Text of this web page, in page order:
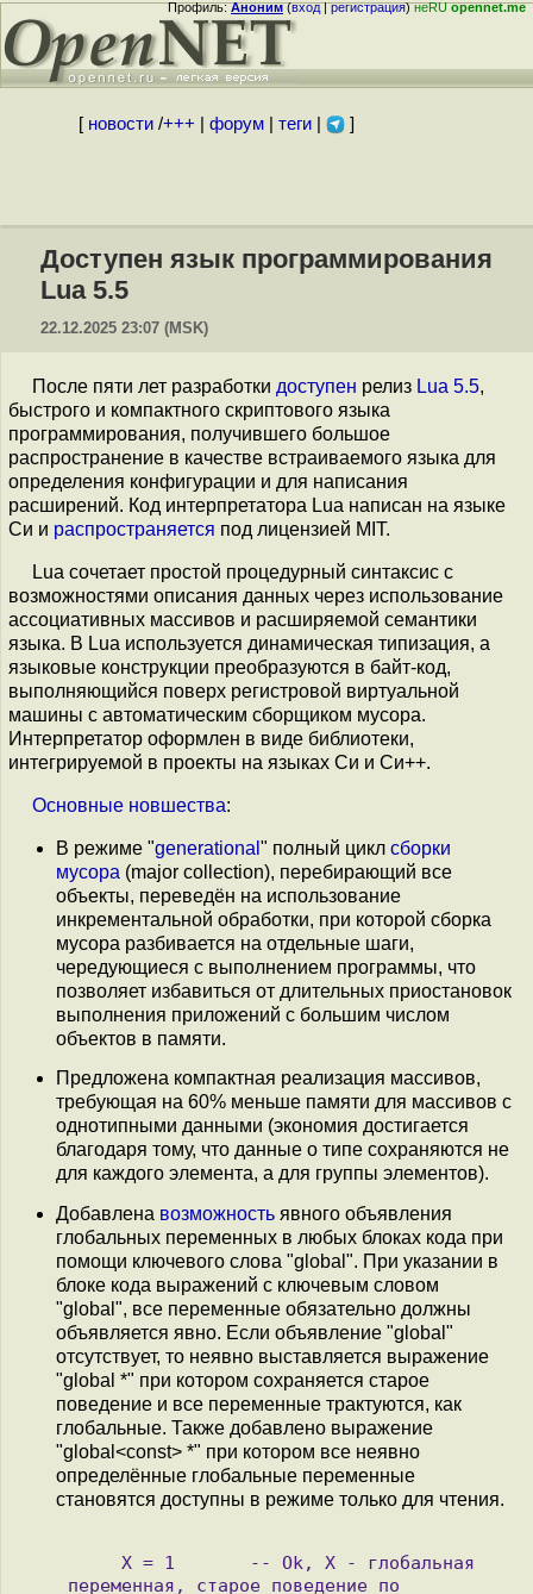
Профиль:Аноним(вход|регистрация)неRUopennet.me
[ новости/+++ форум| теги| ]
Доступен язык программирования
Lua 5.5
22.12.2025 23:07 (MSK)
После пяти лет разработки доступен релиз Lua 5.5,
быстрого и компактного скриптового языка
программирования, получившего большое
распространение в качестве встраиваемого языка для
определения конфигурации и для написания
расширений. Код интерпретатора Lua написан на языке
Си и распространяется под лицензией MIT.
Lua сочетает простой процедурный синтаксис с
возможностями описания данных через использование
ассоциативных массивов и расширяемой семантики
языка. В Lua используется динамическая типизация, а
языковые конструкции преобразуются в байт-код,
выполняющийся поверх регистровой виртуальной
машины с автоматическим сборщиком мусора.
Интерпретатор оформлен в виде библиотеки,
интегрируемой в проекты на языках Си и Си++.
Основные новшества:
В режиме "generational " полный цикл сборки
мусора (major collection), перебирающий все
объекты, переведён на использование
инкрементальной обработки, при которой сборка
мусора разбивается на отдельные шаги,
чередующиеся с выполнением программы, что
позволяет избавиться от длительных приостановок
выполнения приложений с большим числом
объектов в памяти.
Предложена компактная реализация массивов,
требующая на 60% меньше памяти для массивов с
однотипными данными (экономия достигается
благодаря тому, что данные о типе сохраняются не
для каждого элемента, а для группы элементов).
Добавлена возможность явного объявления
глобальных переменных в любых блоках кода при
помощи ключевого слова "global". При указании в
блоке кода выражений с ключевым словом
"global", все переменные обязательно должны
объявляется явно. Если объявление "global"
отсутствует, то неявно выставляется выражение
"global *" при котором сохраняется старое
поведение и все переменные трактуются, как
глобальные. Также добавлено выражение
"global<const> *" при котором все неявно
определённые глобальные переменные
становятся доступны в режиме только для чтения.
переменная, старое поведение по